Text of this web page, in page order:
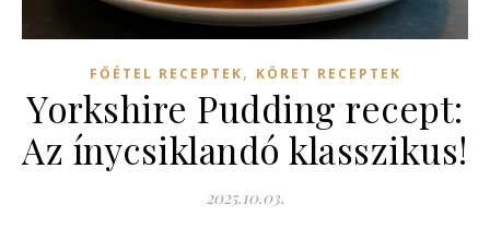
FŐÉTEL RECEPTEK, KÖRET RECEPTEK
Yorkshire Pudding recept:
Az ínycsiklandó klasszikus!
2025.10.03.